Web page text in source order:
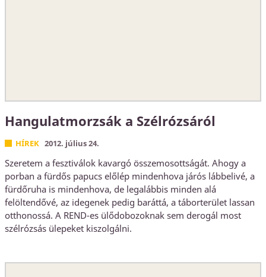
Hangulatmorzsák a Szélrózsáról
HÍREK 2012. július 24.
Szeretem a fesztiválok kavargó összemosottságát. Ahogy a
porban a fürdős papucs előlép mindenhova járós lábbelivé, a
fürdőruha is mindenhova, de legalábbis minden alá
felöltendővé, az idegenek pedig baráttá, a táborterület lassan
otthonossá. A REND-es ülődobozoknak sem derogál most
szélrózsás ülepeket kiszolgálni.